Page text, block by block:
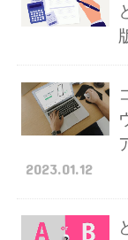
2023.01.12